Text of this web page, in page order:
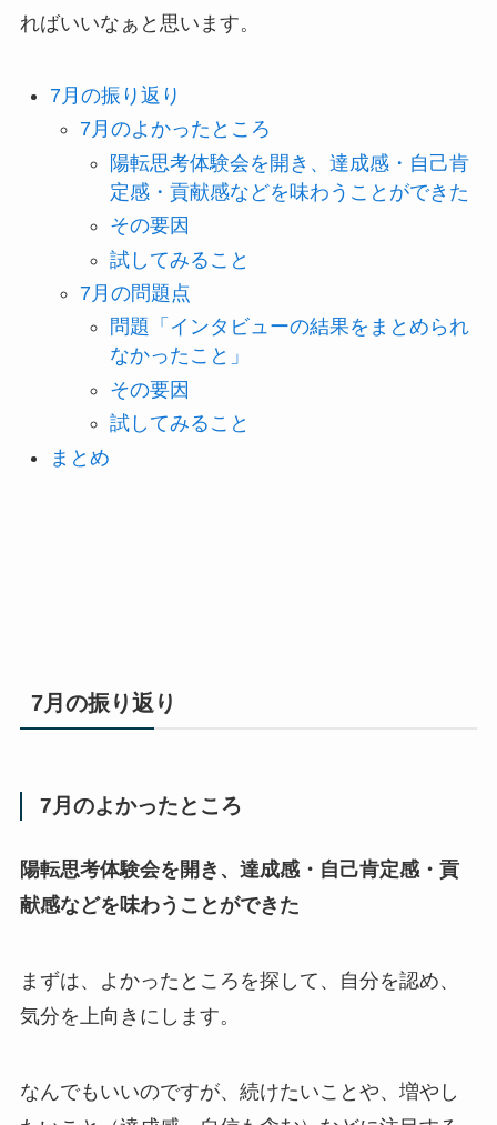
ればいいなぁと思います。
7月の振り返り
7月のよかったところ
陽転思考体験会を開き、達成感・自己肯
定感・貢献感などを味わうことができた
その要因
試してみること
7月の問題点
問題「インタビューの結果をまとめられ
なかったこと」
その要因
試してみること
まとめ
7月の振り返り
7月のよかったところ
陽転思考体験会を開き、達成感・自己肯定感・貢
献感などを味わうことができた
まずは、よかったところを探して、自分を認め、
気分を上向きにします。
なんでもいいのですが、続けたいことや、増やし